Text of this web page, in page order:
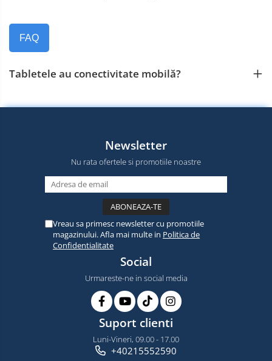
FAQ
Tabletele au conectivitate mobilă?
Newsletter
Nu rata ofertele si promotiile noastre
Vreau sa primesc newsletter cu promotiile
magazinului. Afla mai multe in Politica de
Confidentialitate
Social
Urmareste-ne in social media
Suport clienti
Luni-Vineri, 09.00 - 17.00
+40215552590